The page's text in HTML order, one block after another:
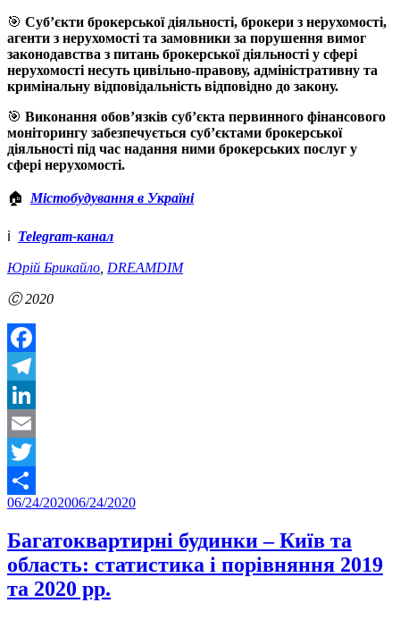
🎯 Суб’єкти брокерської діяльності, брокери з нерухомості,
агенти з нерухомості та замовники за порушення вимог
законодавства з питань брокерської діяльності у сфері
нерухомості несуть цивільно-правову, адміністративну та
кримінальну відповідальність відповідно до закону.
🎯 Виконання обов’язків суб’єкта первинного фінансового
моніторингу забезпечується суб’єктами брокерської
діяльності під час надання ними брокерських послуг у
сфері нерухомості.
🏠 Містобудування в Україні
ℹ️ Telegram-канал
Юрій Брикайло DREAMDIM
Ⓒ 2020
Facebook
Telegram
LinkedIn
Email
Twitter
Share
Posted
06/24/202006/24/2020
Багатоквартирні будинки – Київ та
область: статистика і порівняння 2019
та 2020 рр.